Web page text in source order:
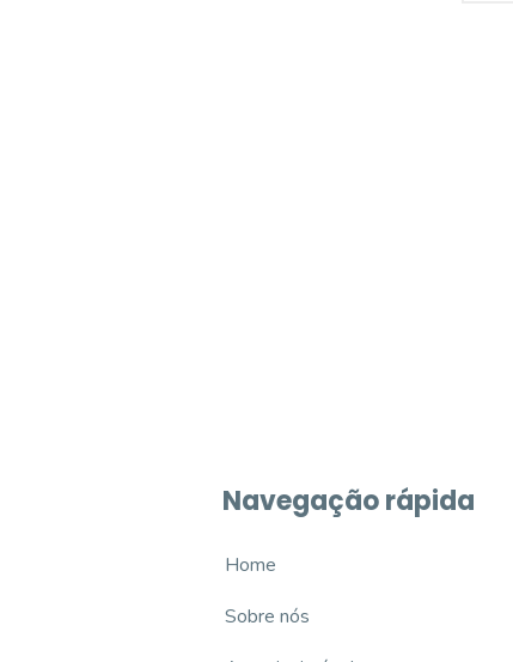
Navegação rápida
Home
Sobre nós